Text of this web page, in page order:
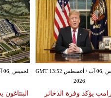
الخميس ,06 آب / أغسطس GMT 13:52
2026
يؤكد وفرة الذخائر